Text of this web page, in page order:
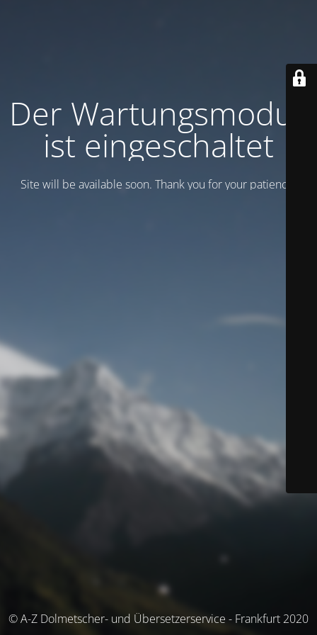
Der Wartungsmodus
ist eingeschaltet
Site will be available soon. Thank you for your patience!
© A-Z Dolmetscher- und Übersetzerservice - Frankfurt 2020